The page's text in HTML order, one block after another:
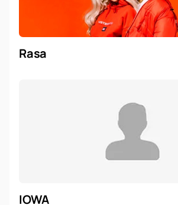
Rasa
IOWA